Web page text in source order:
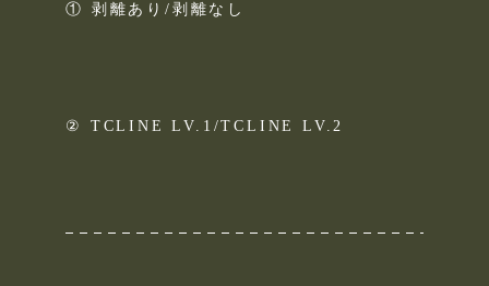
① 剥離あり/剥離なし
② TCLINE LV.1/TCLINE LV.2